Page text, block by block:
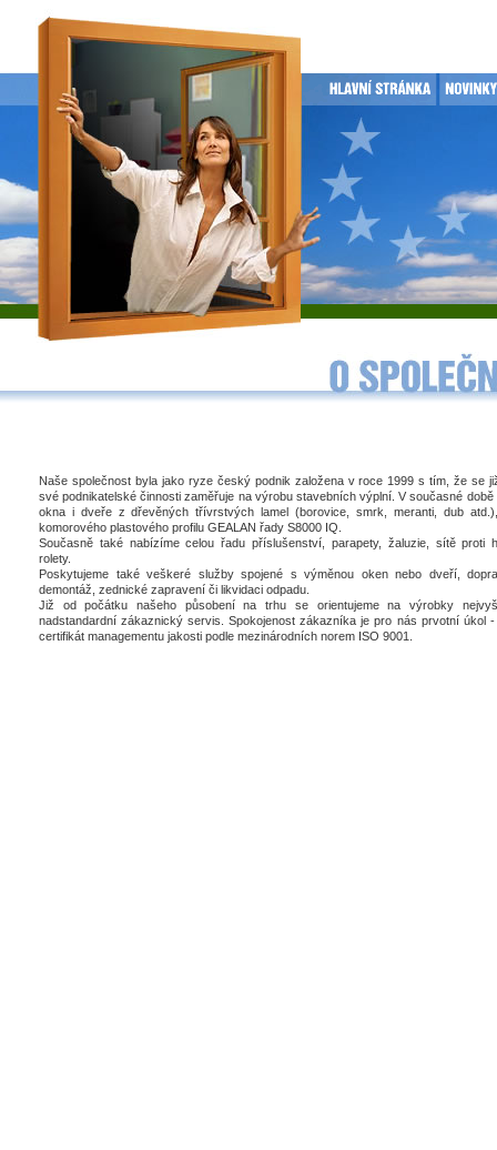
Naše společnost byla jako ryze český podnik založena v roce 1999 s tím, že se
své podnikatelské činnosti zaměřuje na výrobu stavebních výplní. V současné
okna i dveře z dřevěných třívrstvých lamel (borovice, smrk, meranti, dub
komorového plastového profilu GEALAN řady S8000 IQ.
Současně také nabízíme celou řadu příslušenství, parapety, žaluzie, sítě proti
rolety.
Poskytujeme také veškeré služby spojené s výměnou oken nebo dveří,
demontáž, zednické zapravení či likvidaci odpadu.
Již od počátku našeho působení na trhu se orientujeme na výrobky
nadstandardní zákaznický servis. Spokojenost zákazníka je pro nás prvotní úkol
certifikát managementu jakosti podle mezinárodních norem ISO 9001.